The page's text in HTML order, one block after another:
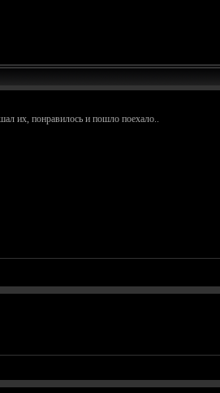
их, понравилось и пошло поехало..